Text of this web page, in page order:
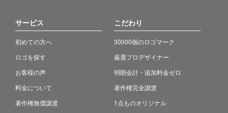
サービス
初めての方へ
ロゴを探す
お客様の声
料金について
著作権無償譲渡
こだわり
30000個のロゴマーク
厳選プロデザイナー
明朗会計・追加料金ゼロ
著作権完全譲渡
1点ものオリジナル